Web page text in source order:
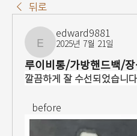
뒤로
edward9881
edward9881
2025년 7월 21일
루이비통/가방핸드백/
깔끔하게 잘 수선되었습니
   before